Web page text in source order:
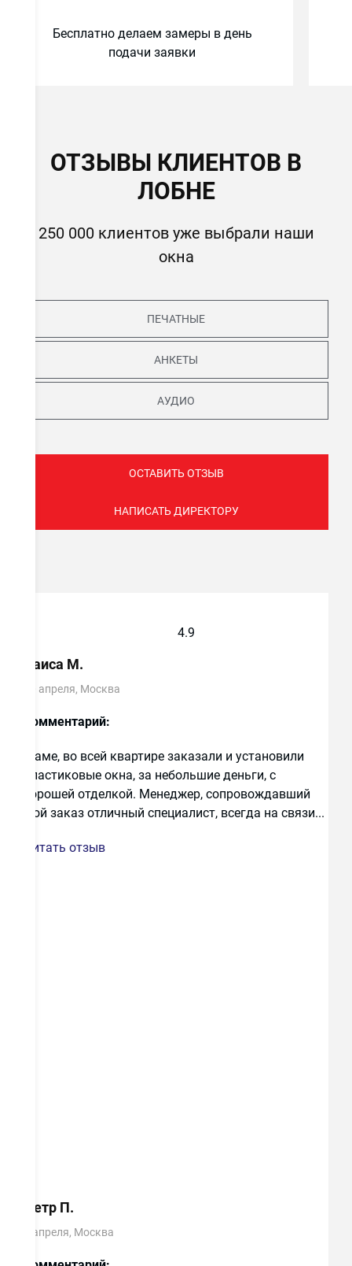
Бесплатно делаем замеры в день
подачи заявки
ОТЗЫВЫ КЛИЕНТОВ В
ЛОБНЕ
250 000 клиентов уже выбрали наши
окна
ПЕЧАТНЫЕ
АНКЕТЫ
АУДИО
ОСТАВИТЬ ОТЗЫВ
НАПИСАТЬ ДИРЕКТОРУ
4.9
Раиса М.
10 апреля, Москва
Комментарий:
Маме, во всей квартире заказали и установили
пластиковые окна, за небольшие деньги, с
хорошей отделкой. Менеджер, сопровождавший
мой заказ отличный специалист, всегда на связи...
Читать отзыв
Раиса М.
Достоинства:
Петр П.
7 апреля, Москва